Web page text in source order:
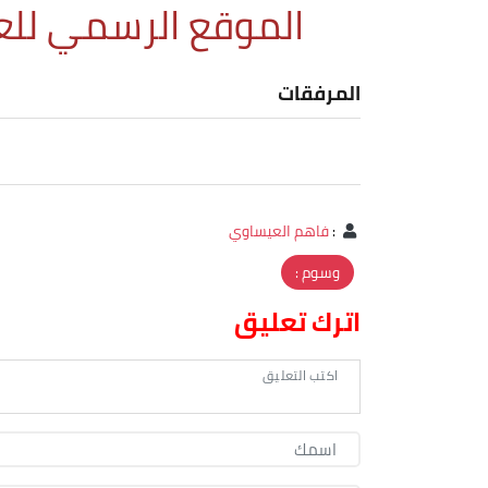
الموقع الرسمي
المرفقات
:فاهم العيساوي
وسوم :
اترك تعليق